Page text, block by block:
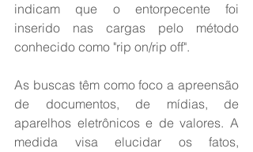
indicam que o entorpecente foi
inserido nas cargas pelo método
conhecido como "rip on/rip off".
As buscas têm como foco a apreensão
de documentos, de mídias, de
aparelhos eletrônicos e de valores. A
medida visa elucidar os fatos,